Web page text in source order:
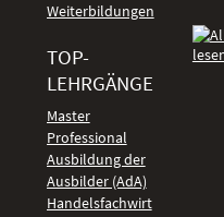
Weiterbildungen
TOP-
LEHRGÄNGE
Master
Professional
Ausbildung der
Ausbilder (AdA)
Handelsfachwirt